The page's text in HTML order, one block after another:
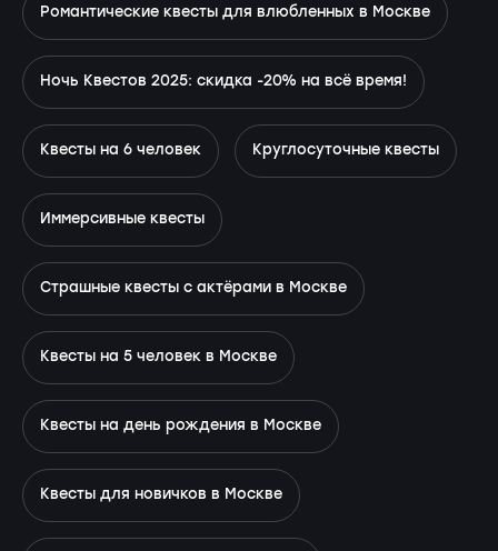
Романтические квесты для влюбленных в Москве
Ночь Квестов 2025: скидка -20% на всё время!
Квесты на 6 человек Круглосуточные квесты
Иммерсивные квесты
Страшные квесты с актёрами в Москве
Квесты на 5 человек в Москве
Квесты на день рождения в Москве
Квесты для новичков в Москве